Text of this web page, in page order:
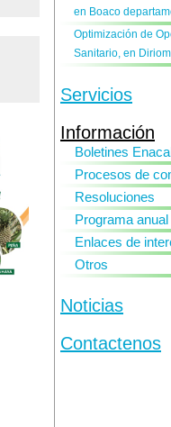
en Boaco
Optimización de
Sanitario, en
Servicios
Información
Boletines
Procesos de
Resoluciones
Programa
Enlaces de
Otros
Noticias
Contactenos